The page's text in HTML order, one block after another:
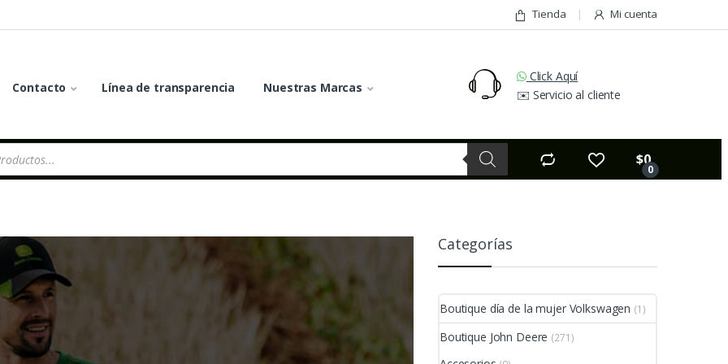
Tienda Mi cuenta
Contacto Línea de transparencia Nuestras Marcas
Click Aquí
✉️ Servicio al cliente
0
$0
Categorías
Boutique día de la mujer Volkswagen (1)
Boutique John Deere (271)